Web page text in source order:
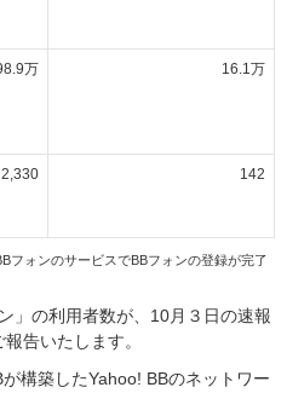
万 16.1万
2,330 142
フォンのサービスでBBフォンの登録が完了
」の利用者数が、10月３日の速報
告いたします。
構築したYahoo! BBのネットワー